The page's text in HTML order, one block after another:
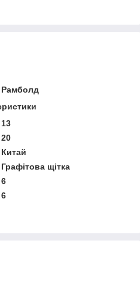
Рамболд
13
20
Китай
Графітова щітка
6
6